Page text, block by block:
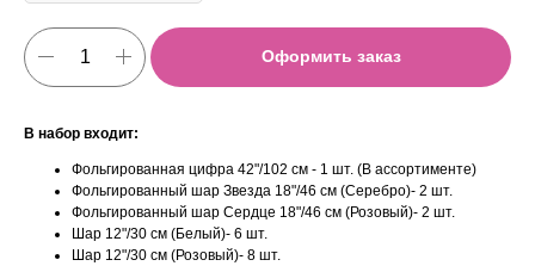
Оформить заказ
В набор входит:
Фольгированная цифра 42"/102 см - 1 шт. (В ассортименте)
Фольгированный шар Звезда 18"/46 см (Серебро)- 2 шт.
Фольгированный шар Сердце 18"/46 см (Розовый)- 2 шт.
Шар 12"/30 см (Белый)- 6 шт.
Шар 12"/30 см (Розовый)- 8 шт.